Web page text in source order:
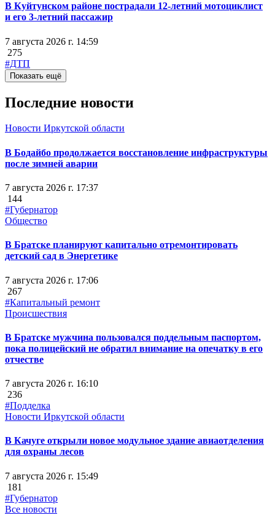
В Куйтунском районе пострадали 12-летний мотоциклист
и его 3-летний пассажир
7 августа 2026 г. 14:59
275
#ДТП
Показать ещё
Последние новости
Новости Иркутской области
В Бодайбо продолжается восстановление инфраструктуры
после зимней аварии
7 августа 2026 г. 17:37
144
#Губернатор
Общество
В Братске планируют капитально отремонтировать
детский сад в Энергетике
7 августа 2026 г. 17:06
267
#Капитальный ремонт
Происшествия
В Братске мужчина пользовался поддельным паспортом,
пока полицейский не обратил внимание на опечатку в его
отчестве
7 августа 2026 г. 16:10
236
#Подделка
Новости Иркутской области
В Качуге открыли новое модульное здание авиаотделения
для охраны лесов
7 августа 2026 г. 15:49
181
#Губернатор
Все новости